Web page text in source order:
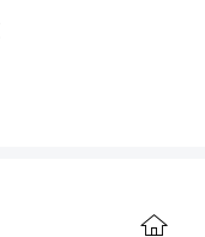
能，必须坚
，必须做到